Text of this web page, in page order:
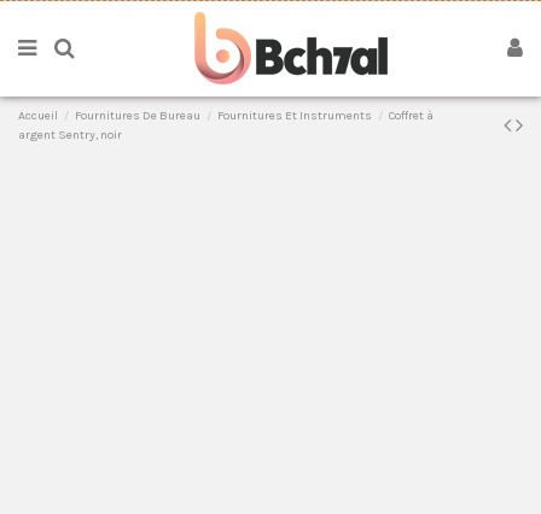
Accueil Fournitures De Bureau Fournitures Et Instruments
Coffret à
argent Sentry, noir